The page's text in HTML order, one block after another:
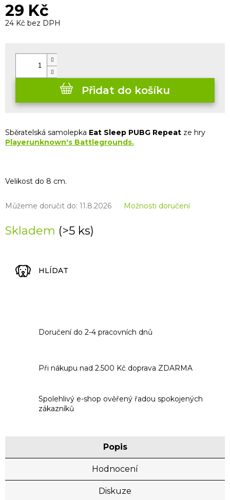
29 Kč
24 Kč bez DPH
Skladem (>5 ks)
Můžeme doručit do: 11.8.2026 Možnosti doručení
Přidat do košíku
Sběratelská samolepka Eat Sleep PUBG Repeat ze hry
Playerunknown's Battlegrounds.
Velikost do 8 cm.
HLÍDAT
Doručení do 2-4 pracovních dnů
Při nákupu nad 2.500 Kč doprava ZDARMA
Spolehlivý e-shop ověřený řadou spokojených
zákazníků
Popis
Hodnocení
Diskuze